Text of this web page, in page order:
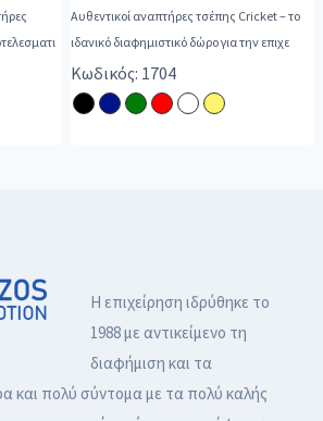
Αυθεντικοί αναπτήρες τσέπης Cricket – το
ιδανικό διαφημιστικό δώρο για την επιχε
Κωδικός: 1704
Η επιχείρηση ιδρύθηκε το
1988 με αντικείμενο τη
διαφήμιση και τα
και πολύ σύντομα με τα πολύ καλής